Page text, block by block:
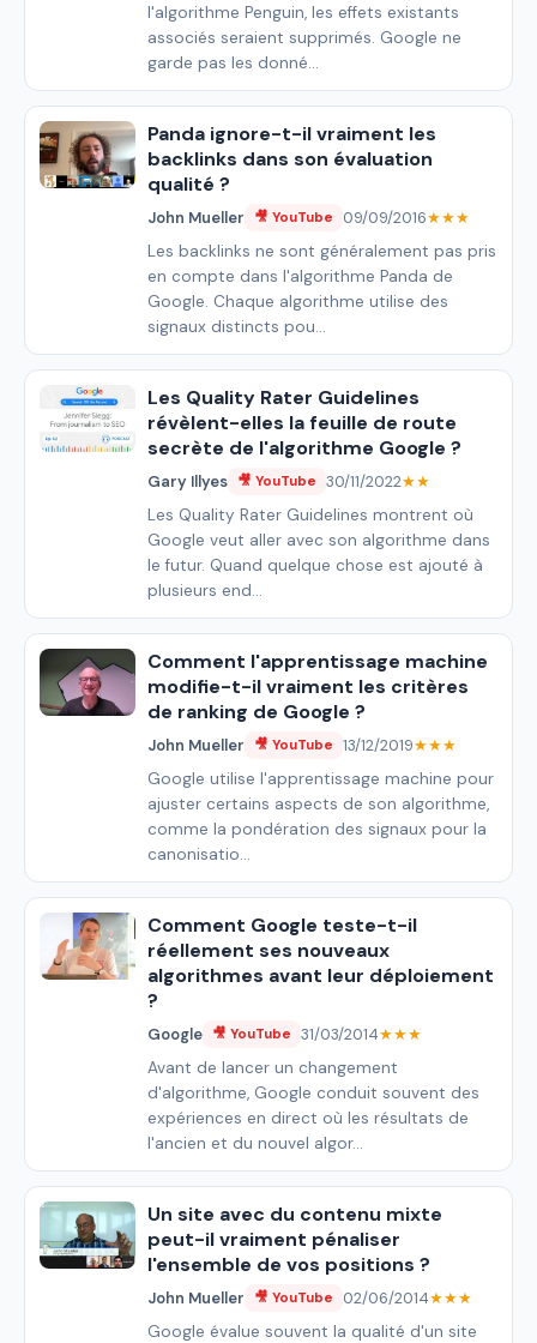
l'algorithme Penguin, les effets existants
associés seraient supprimés. Google ne
garde pas les donné...
Panda ignore-t-il vraiment les
backlinks dans son évaluation
qualité ?
John Mueller 🎥 YouTube 09/09/2016★★★
Les backlinks ne sont généralement pas pris
en compte dans l'algorithme Panda de
Google. Chaque algorithme utilise des
signaux distincts pou...
Les Quality Rater Guidelines
révèlent-elles la feuille de route
secrète de l'algorithme Google ?
Gary Illyes 🎥 YouTube 30/11/2022★★
Les Quality Rater Guidelines montrent où
Google veut aller avec son algorithme dans
le futur. Quand quelque chose est ajouté à
plusieurs end...
Comment l'apprentissage machine
modifie-t-il vraiment les critères
de ranking de Google ?
John Mueller 🎥 YouTube 13/12/2019★★★
Google utilise l'apprentissage machine pour
ajuster certains aspects de son algorithme,
comme la pondération des signaux pour la
canonisatio...
Comment Google teste-t-il
réellement ses nouveaux
algorithmes avant leur déploiement
?
Google 🎥 YouTube 31/03/2014★★★
Avant de lancer un changement
d'algorithme, Google conduit souvent des
expériences en direct où les résultats de
l'ancien et du nouvel algor...
Un site avec du contenu mixte
peut-il vraiment pénaliser
l'ensemble de vos positions ?
John Mueller 🎥 YouTube 02/06/2014★★★
Google évalue souvent la qualité d'un site